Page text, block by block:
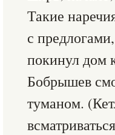
Такие
с
покинул дом
Бобрышев
туманом.